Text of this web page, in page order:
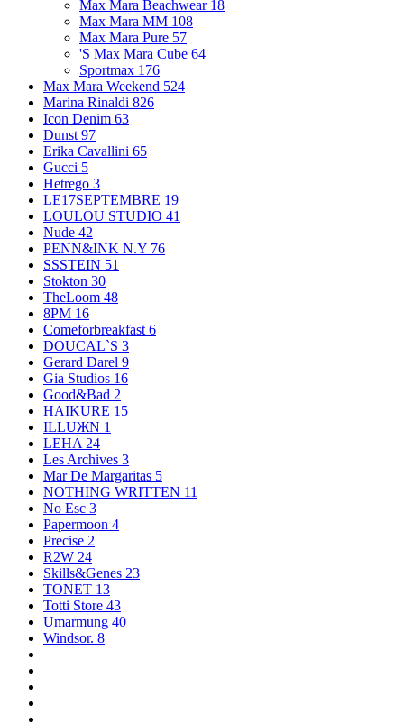
Max Mara Beachwear 18
Max Mara MM 108
Max Mara Pure 57
'S Max Mara Cube 64
Sportmax 176
Max Mara Weekend 524
Marina Rinaldi 826
Icon Denim 63
Dunst 97
Erika Cavallini 65
Gucci 5
Hetrego 3
LE17SEPTEMBRE 19
LOULOU STUDIO 41
Nude 42
PENN&INK N.Y 76
SSSTEIN 51
Stokton 30
TheLoom 48
8PM 16
Comeforbreakfast 6
DOUCAL`S 3
Gerard Darel 9
Gia Studios 16
Good&Bad 2
HAIKURE 15
ILLUЖN 1
LEHA 24
Les Archives 3
Mar De Margaritas 5
NOTHING WRITTEN 11
No Esc 3
Papermoon 4
Precise 2
R2W 24
Skills&Genes 23
TONET 13
Totti Store 43
Umarmung 40
Windsor. 8